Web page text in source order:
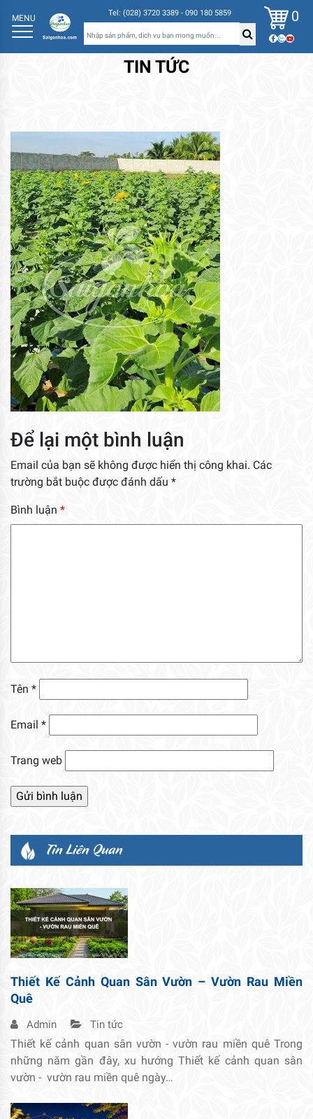
MENU Tel: (028) 3720 3389 - 090 180 5859 0
TIN TỨC
Để lại một bình luận
Email của bạn sẽ không được hiển thị công khai. Các
trường bắt buộc được đánh dấu *
Bình luận *
Tên *
Email *
Trang web
Tin Liên Quan
Thiết Kế Cảnh Quan Sân Vườn – Vườn Rau Miền
Quê
Admin Tin tức
Thiết kế cảnh quan sân vườn - vườn rau miền quê Trong
những năm gần đây, xu hướng Thiết kế cảnh quan sân
vườn - vườn rau miền quê ngày…